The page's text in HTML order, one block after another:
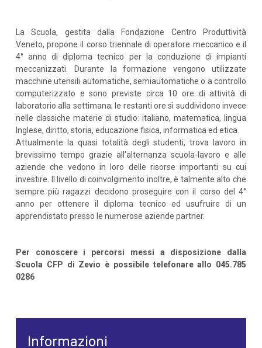
La Scuola, gestita dalla Fondazione Centro Produttività
Veneto, propone il corso triennale di operatore meccanico e il
4° anno di diploma tecnico per la conduzione di impianti
meccanizzati. Durante la formazione vengono utilizzate
macchine utensili automatiche, semiautomatiche o a controllo
computerizzato e sono previste circa 10 ore di attività di
laboratorio alla settimana; le restanti ore si suddividono invece
nelle classiche materie di studio: italiano, matematica, lingua
Inglese, diritto, storia, educazione fisica, informatica ed etica.
Attualmente la quasi totalità degli studenti, trova lavoro in
brevissimo tempo grazie all’alternanza scuola-lavoro e alle
aziende che vedono in loro delle risorse importanti su cui
investire. Il livello di coinvolgimento inoltre, è talmente alto che
sempre più ragazzi decidono proseguire con il corso del 4°
anno per ottenere il diploma tecnico ed usufruire di un
apprendistato presso le numerose aziende partner.
Per conoscere i percorsi messi a disposizione dalla
Scuola CFP di Zevio è possibile telefonare allo 045.785
0286
Informazioni